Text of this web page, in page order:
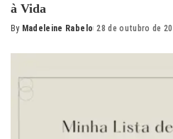
à Vida
Posted
By Madeleine Rabelo 28 de outubro de